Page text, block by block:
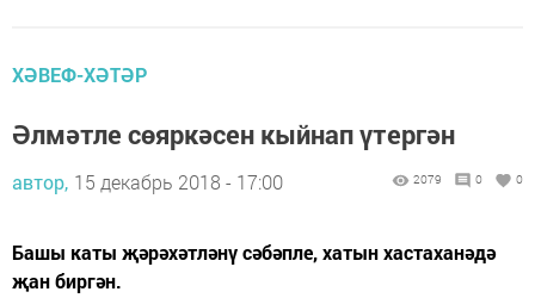
ХӘВЕФ-ХӘТӘР
Әлмәтле сөяркәсен кыйнап үтергән
автор, 15 декабрь 2018 - 17:00 2079 0 0
Башы каты җәрәхәтләнү сәбәпле, хатын хастаханәдә
җан биргән.